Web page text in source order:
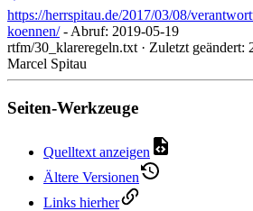
https://herrspitau.de/2017/03/08/
koennen/- Abruf: 2019-05-19
rtfm/30_klareregeln.txt· Zuletzt geändert:
Marcel Spitau
Seiten-Werkzeuge
Quelltext anzeigen
Ältere Versionen
Links hierher